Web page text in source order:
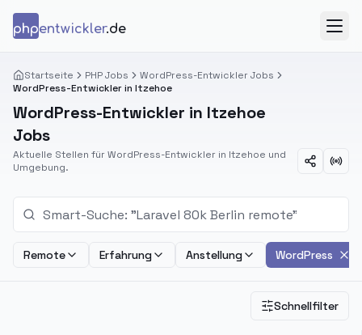
phpentwickler.de
Startseite PHP Jobs
WordPress-Entwickler Jobs
WordPress-Entwickler in Itzehoe
WordPress-Entwickler in Itzehoe
Jobs
Aktuelle Stellen für WordPress-Entwickler in Itzehoe und
Umgebung.
Remote Erfahrung Anstellung WordPress
Schnellfilter